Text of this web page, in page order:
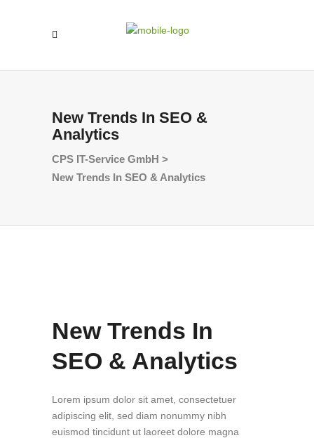
New Trends In SEO &
Analytics
CPS IT-Service GmbH >
New Trends In SEO & Analytics
New Trends In
SEO & Analytics
Lorem ipsum dolor sit amet, consectetuer
adipiscing elit, sed diam nonummy nibh
euismod tincidunt ut laoreet dolore magna